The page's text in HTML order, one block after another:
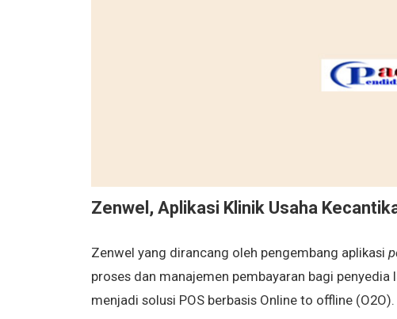
Zenwel, Aplikasi Klinik Usaha
Zenwel yang dirancang oleh pengembang aplikasi
proses dan manajemen pembayaran bagi
menjadi solusi POS berbasis Online to offline (O2O).